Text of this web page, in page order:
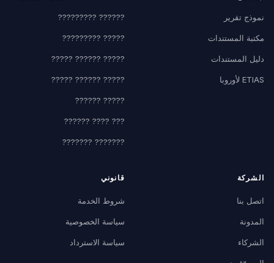
نموذج تقرير
مكتبة المستندات
دليل المستندات
ETIAS لأوروبا
?????? ?????????
????? ?????????
????? ?????? ?????
????? ?????? ?????
????? ??????
??? ???? ??????
??????? ???????
الشركة
اتصل بنا
المدونة
الشركاء
قانوني
شروط الخدمة
سياسة الخصوصية
سياسة الاسترداد